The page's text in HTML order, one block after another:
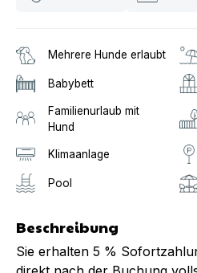
Mehrere Hunde erlaubt
Babybett
Familienurlaub mit
Hund
Klimaanlage
Pool
Beschreibung
Sie erhalten 5 %